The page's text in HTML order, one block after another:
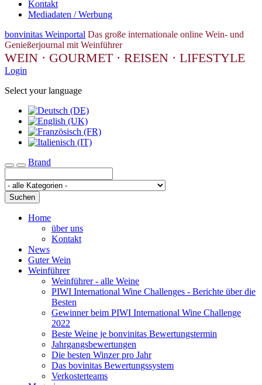
Kontakt
Mediadaten / Werbung
bonvinitas Weinportal Das große internationale online Wein- und
Genießerjournal mit Weinführer
WEIN · GOURMET · REISEN · LIFESTYLE
Login
Select your language
Toggle navigation
Brand
Suchen
Home
über uns
Kontakt
News
Guter Wein
Weinführer
Weinführer - alle Weine
PIWI International Wine Challenges - Berichte über die
Besten
Gewinner beim PIWI International Wine Challenge
2022
Beste Weine je bonvinitas Bewertungstermin
Jahrgangsbewertungen
Die besten Winzer pro Jahr
Das bovinitas Bewertungssystem
Verkosterteams